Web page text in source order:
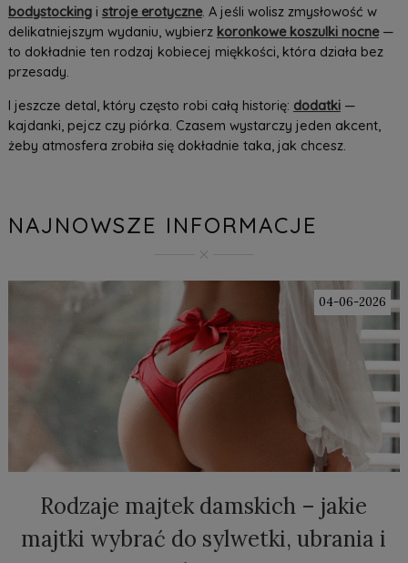
bodystockingi stroje erotyczne. A jeśli wolisz zmysłowość w
delikatniejszym wydaniu, wybierz koronkowe koszulki nocne—
to dokładnie ten rodzaj kobiecej miękkości, która działa bez
przesady.
I jeszcze detal, który często robi całą historię: dodatki—
kajdanki, pejcz czy piórka. Czasem wystarczy jeden akcent,
żeby atmosfera zrobiła się dokładnie taka, jak chcesz.
NAJNOWSZE INFORMACJE
04-06-2026
Rodzaje majtek damskich – jakie
majtki wybrać do sylwetki, ubrania i